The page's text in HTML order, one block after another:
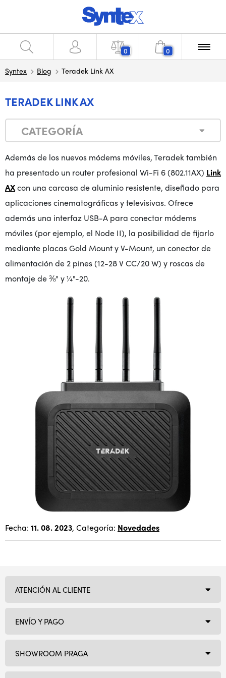
0 0
Syntex Blog Teradek Link AX
TERADEK LINK AX
CATEGORÍA
Además de los nuevos módems móviles, Teradek también
ha presentado un router profesional Wi-Fi 6 (802.11AX) Link
AXcon una carcasa de aluminio resistente, diseñado para
aplicaciones cinematográficas y televisivas. Ofrece
además una interfaz USB-A para conectar módems
móviles (por ejemplo, el Node II), la posibilidad de fijarlo
mediante placas Gold Mount y V-Mount, un conector de
alimentación de 2 pines (12-28 V CC/20 W) y roscas de
montaje de ⅜" y ¼"-20.
Fecha: 11. 08. 2023, Categoría: Novedades
SHOWROOM PRAGA
ATENCIÓN AL CLIENTE
ENVÍO Y PAGO